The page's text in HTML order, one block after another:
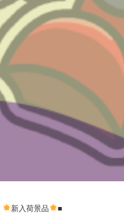
新入荷景品 ■